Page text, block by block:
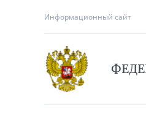
Информационный сайт